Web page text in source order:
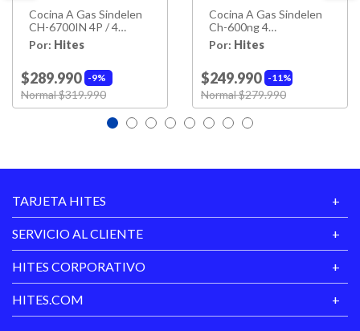
Cocina A Gas Sindelen
CH-6700IN 4P / 4
Quemadores
Por: Hites
9%
$289.990
Price reduced from
Normal $319.990
Cocina A Gas Sindelen
Ch-600ng 4
Quemadores
Por: Hites
11%
$249.990
Price reduced from
Normal $279.990
TARJETA HITES
SERVICIO AL CLIENTE
HITES CORPORATIVO
HITES.COM